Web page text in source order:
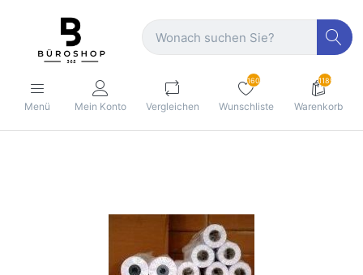
Menü Mein Konto Vergleichen
160
Wunschliste
1189
Warenkorb